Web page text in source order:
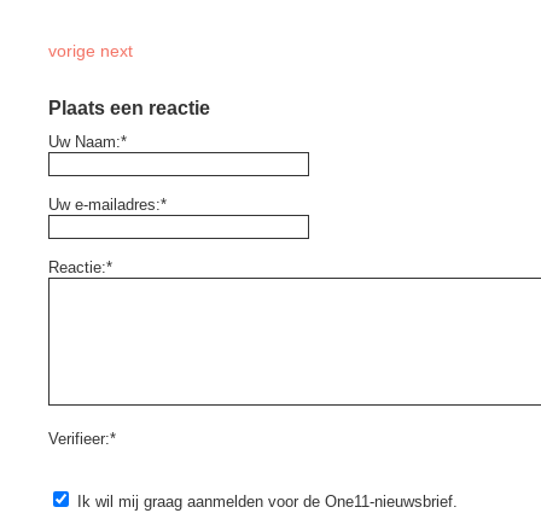
vorige next
Plaats een reactie
Uw Naam:*
Uw e-mailadres:*
Reactie:*
Verifieer:*
Ik wil mij graag aanmelden voor de One11-nieuwsbrief.